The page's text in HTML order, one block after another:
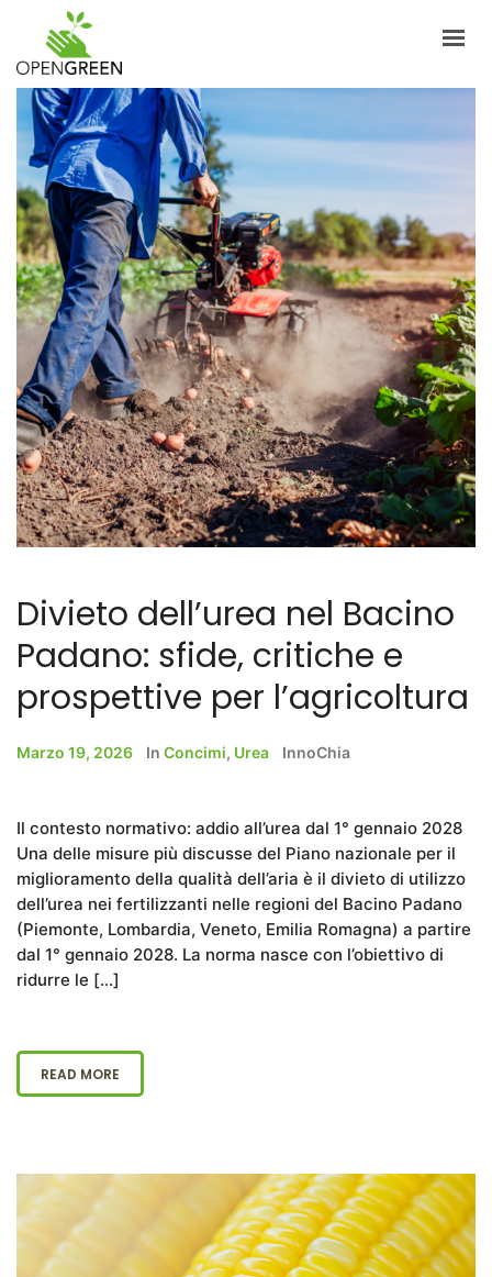
AZIENDA
INFORMAZIONI
PRODOTTI
NOTIZIE
CONTATTI
ITALIANO
LOGIN
Divieto dell’urea nel Bacino
Padano: sfide, critiche e
prospettive per l’agricoltura
Marzo 19, 2026 In Concimi, Urea InnoChia
Il contesto normativo: addio all’urea dal 1° gennaio 2028
Una delle misure più discusse del Piano nazionale per il
miglioramento della qualità dell’aria è il divieto di utilizzo
dell’urea nei fertilizzanti nelle regioni del Bacino Padano
(Piemonte, Lombardia, Veneto, Emilia Romagna) a partire
dal 1° gennaio 2028. La norma nasce con l’obiettivo di
ridurre le […]
READ MORE